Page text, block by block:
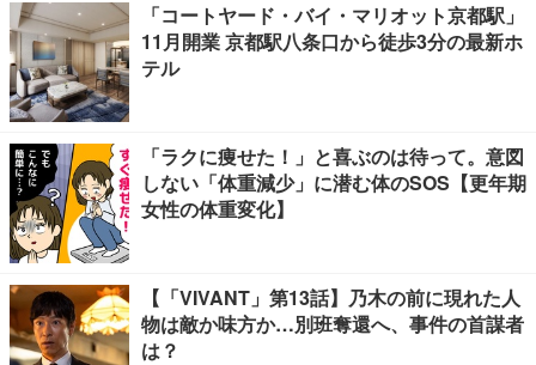
「コートヤード・バイ・マリオット京都駅」
11月開業 京都駅八条口から徒歩3分の最新ホ
テル
「ラクに痩せた！」と喜ぶのは待って。意図
しない「体重減少」に潜む体のSOS【更年期
女性の体重変化】
【「VIVANT」第13話】乃木の前に現れた人
物は敵か味方か…別班奪還へ、事件の首謀者
は？